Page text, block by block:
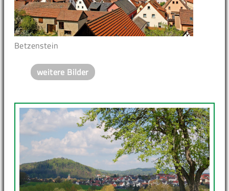
Betzenstein
weitere Bilder